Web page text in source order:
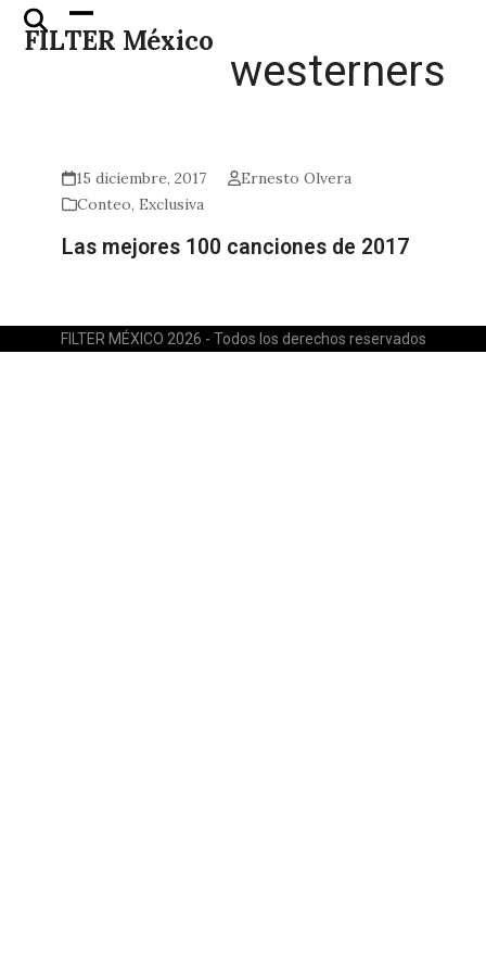
Skip
FILTER México
Open
mobile
Close
mobile
westerners
15 diciembre, 2017
Ernesto Olvera
Conteo,Exclusiva
Las mejores 100 canciones de 2017
FILTER MÉXICO 2026 - Todos los derechos reservados